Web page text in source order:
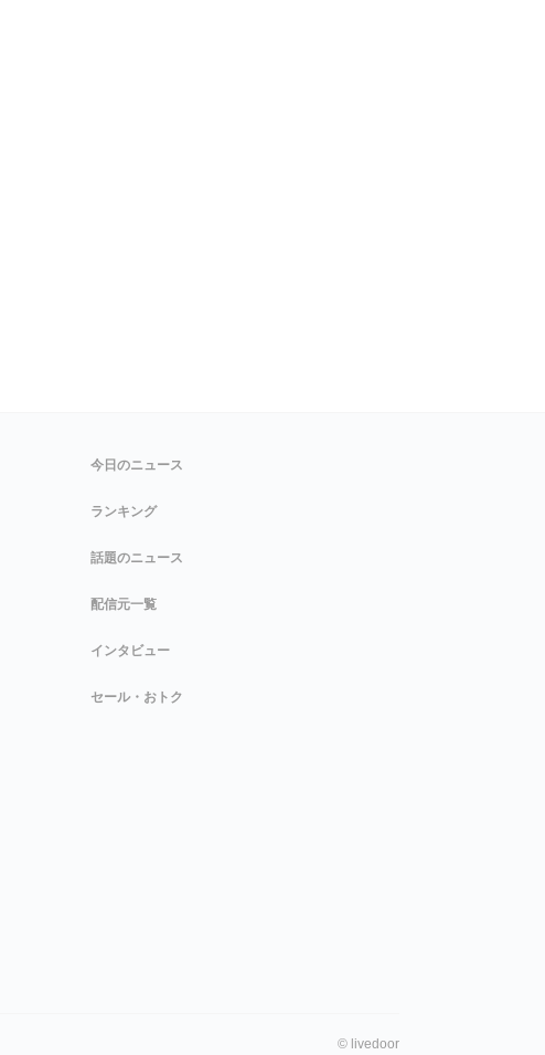
今日のニュース
ランキング
話題のニュース
配信元一覧
インタビュー
セール・おトク
© livedoor